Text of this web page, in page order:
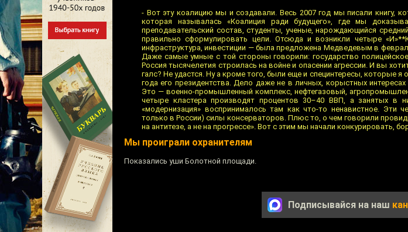
- Вот эту коалицию мы и создавали. Весь 2007 год мы писали книгу,
которая называлась «Коалиция ради будущего», где мы
преподавательский состав, студенты, ученые, нарождающийся
правильно сформулировать цели. Отсюда и возникли четыре
инфраструктура, инвестиции — была предложена Медведевым в
Даже самые умные с той стороны говорили: государство
Россия тысячелетия строилась на войне и опасении агрессии. И вы
галс? Не удастся. Ну а кроме того, были еще и специнтересы, которые я
года его президентства. Дело даже не в личных, корыстных
Это — военно-промышленный комплекс, нефтегазовый,
четыре кластера производят процентов 30–40 ВВП, а занятых
«модернизация» воспринималось там как что-то ненавистное. Эти
только в России) силы консерваторов. Плюс то, о чем говорили
на антитезе, а не на прогрессе». Вот с этим мы начали конкурировать,
Мы проиграли охранителям
Показались уши Болотной площади.
Подписывайся на наш